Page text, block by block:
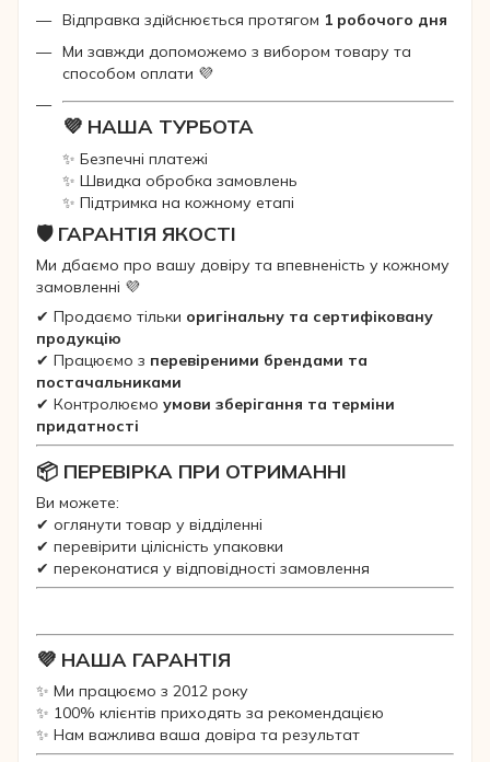
Відправка здійснюється протягом 1 робочого дня
Ми завжди допоможемо з вибором товару та
способом оплати 💜
💜 НАША ТУРБОТА
✨ Безпечні платежі
✨ Швидка обробка замовлень
✨ Підтримка на кожному етапі
🛡 ГАРАНТІЯ ЯКОСТІ
Ми дбаємо про вашу довіру та впевненість у кожному
замовленні 💜
✔ Продаємо тільки оригінальну та сертифіковану
продукцію
✔ Працюємо з перевіреними брендами та
постачальниками
✔ Контролюємо умови зберігання та терміни
придатності
📦 ПЕРЕВІРКА ПРИ ОТРИМАННІ
Ви можете:
✔ оглянути товар у відділенні
✔ перевірити цілісність упаковки
✔ переконатися у відповідності замовлення
💜 НАША ГАРАНТІЯ
✨ Ми працюємо з 2012 року
✨ 100% клієнтів приходять за рекомендацією
✨ Нам важлива ваша довіра та результат